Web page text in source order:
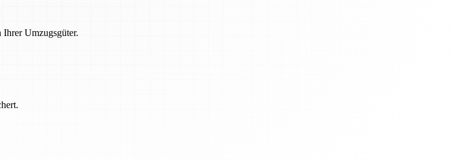
Ihrer Umzugsgüter.